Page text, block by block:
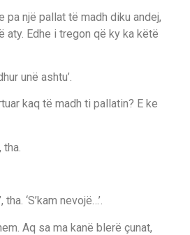
pa një pallat të madh diku andej,
aty. Edhe i tregon që ky ka këtë
unë ashtu’.
kaq të madh ti pallatin? E ke
‘S’kam nevojë…’.
Aq sa ma kanë blerë çunat,